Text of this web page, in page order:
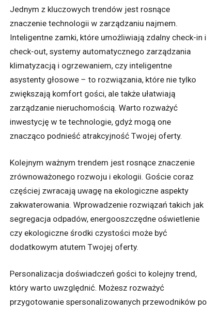
Jednym z kluczowych trendów jest rosnące
znaczenie technologii w zarządzaniu najmem.
Inteligentne zamki, które umożliwiają zdalny check-in i
check-out, systemy automatycznego zarządzania
klimatyzacją i ogrzewaniem, czy inteligentne
asystenty głosowe – to rozwiązania, które nie tylko
zwiększają komfort gości, ale także ułatwiają
zarządzanie nieruchomością. Warto rozważyć
inwestycję w te technologie, gdyż mogą one
znacząco podnieść atrakcyjność Twojej oferty.
Kolejnym ważnym trendem jest rosnące znaczenie
zrównoważonego rozwoju i ekologii. Goście coraz
częściej zwracają uwagę na ekologiczne aspekty
zakwaterowania. Wprowadzenie rozwiązań takich jak
segregacja odpadów, energooszczędne oświetlenie
czy ekologiczne środki czystości może być
dodatkowym atutem Twojej oferty.
Personalizacja doświadczeń gości to kolejny trend,
który warto uwzględnić. Możesz rozważyć
przygotowanie spersonalizowanych przewodników po